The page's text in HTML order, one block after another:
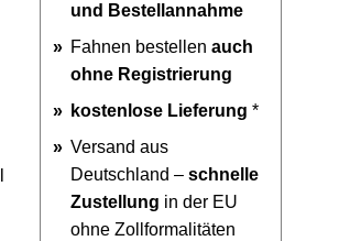
und Bestellannahme
Fahnen bestellen auch
ohne Registrierung
kostenlose Lieferung *
Versand aus
Deutschland – schnelle
Zustellung in der EU
ohne Zollformalitäten